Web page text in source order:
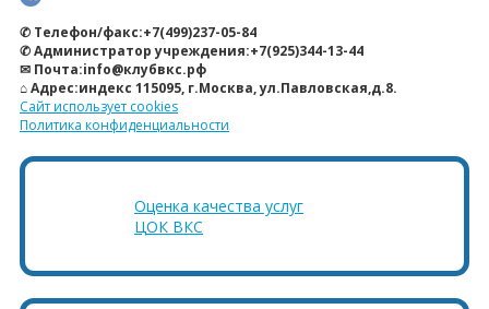
✆ Телефон/факс:+7(499)237-05-84
✆ Администратор учреждения:+7(925)344-13-44
✉ Почта:info@клубвкс.рф
⌂ Адрес:индекс 115095, г.Москва, ул.Павловская,д.8.
Сайт использует cookies
Политика конфиденциальности
Оценка качества услуг
ЦОК ВКС